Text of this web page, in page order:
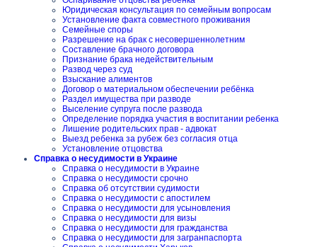
Юридическая консультация по семейным вопросам
Установление факта совместного проживания
Семейные споры
Разрешение на брак с несовершеннолетним
Составление брачного договора
Признание брака недействительным
Развод через суд
Взыскание алиментов
Договор о материальном обеспечении ребёнка
Раздел имущества при разводе
Выселение супруга после развода
Определение порядка участия в воспитании ребенка
Лишение родительских прав - адвокат
Выезд ребенка за рубеж без согласия отца
Установление отцовства
Справка о несудимости в Украине
Справка о несудимости в Украине
Справка о несудимости срочно
Справка об отсутствии судимости
Справка о несудимости с апостилем
Справка о несудимости для усыновления
Справка о несудимости для визы
Справка о несудимости для гражданства
Справка о несудимости для загранпаспорта